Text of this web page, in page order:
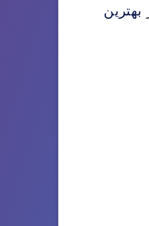
بهترین